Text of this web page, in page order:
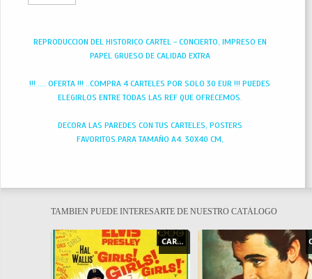
REPRODUCCION DEL HISTORICO CARTEL - CONCIERTO, IMPRESO EN
PAPEL GRUESO DE CALIDAD EXTRA
!!! .... OFERTA !!! ..COMPRA 4 CARTELES POR SOLO 30 EUR !!! PUEDES
ELEGIRLOS ENTRE TODAS LAS REF QUE OFRECEMOS.
DECORA LAS PAREDES CON TUS CARTELES, POSTERS
FAVORITOS.PARA TAMAÑO A4. 30X40 CM,
TAMBIEN PUEDE INTERESARTE DE NUESTRO CATÁLOGO
CARTEL - POSTER